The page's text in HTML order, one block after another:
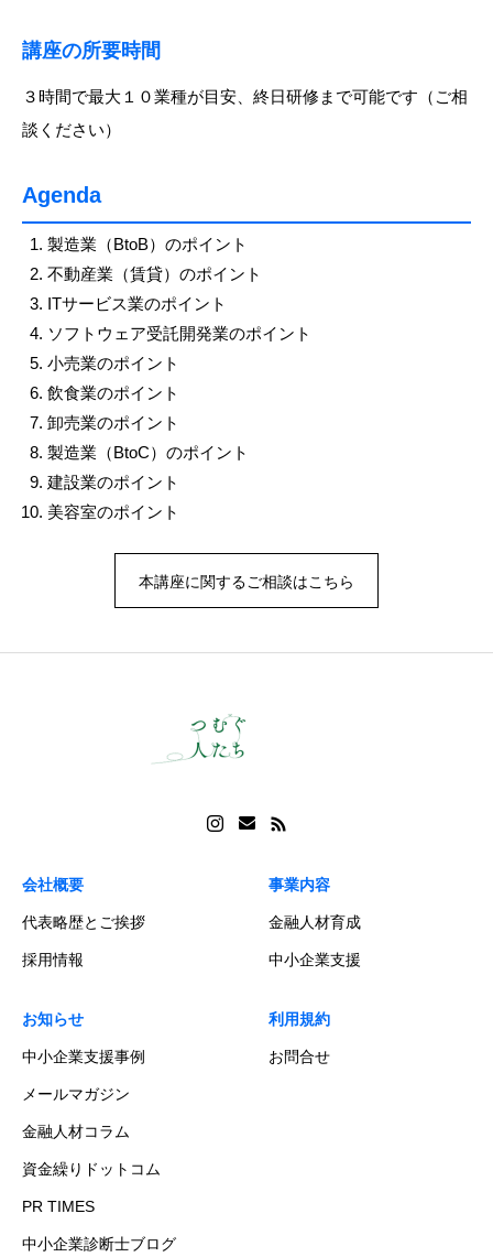
講座の所要時間
３時間で最大１０業種が目安、終日研修まで可能です（ご相
談ください）
Agenda
製造業（BtoB）のポイント
不動産業（賃貸）のポイント
ITサービス業のポイント
ソフトウェア受託開発業のポイント
小売業のポイント
飲食業のポイント
卸売業のポイント
製造業（BtoC）のポイント
建設業のポイント
美容室のポイント
本講座に関するご相談はこちら
会社概要
代表略歴とご挨拶
採用情報
事業内容
金融人材育成
中小企業支援
お知らせ
中小企業支援事例
メールマガジン
金融人材コラム
資金繰りドットコム
PR TIMES
中小企業診断士ブログ
利用規約
お問合せ